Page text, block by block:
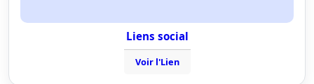
Liens social
Voir l'Lien